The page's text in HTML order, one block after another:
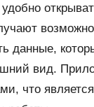
данные,
вид.
что является